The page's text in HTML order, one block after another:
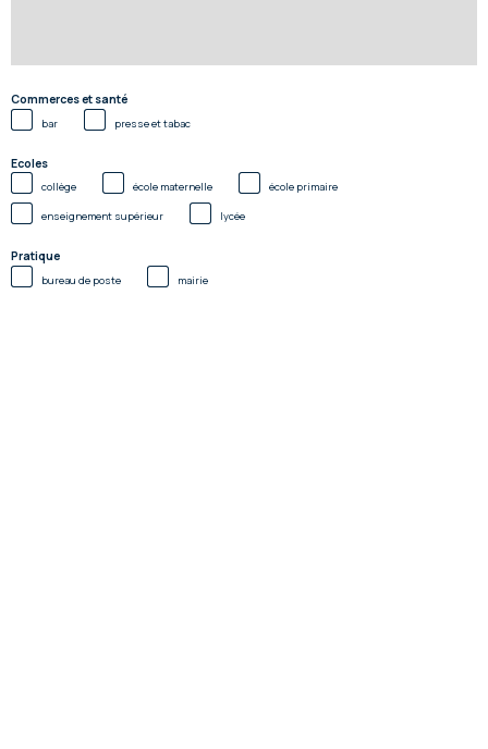
Commerces et santé
bar presse et tabac
Ecoles
collège école maternelle école primaire
enseignement supérieur lycée
Pratique
bureau de poste mairie